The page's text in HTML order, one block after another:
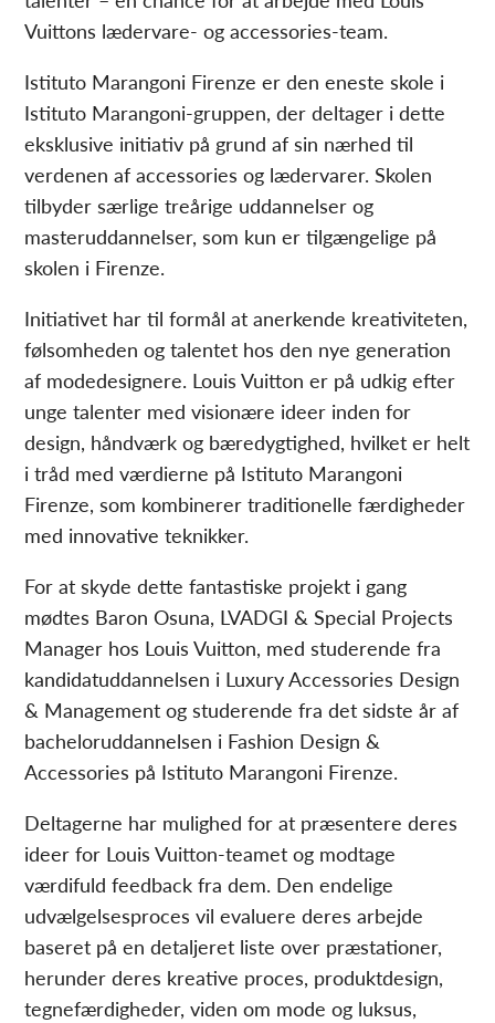
Vuittons lædervare- og accessories-team.
Istituto Marangoni Firenze er den eneste skole i
Istituto Marangoni-gruppen, der deltager i dette
eksklusive initiativ på grund af sin nærhed til
verdenen af accessories og lædervarer. Skolen
tilbyder særlige treårige uddannelser og
masteruddannelser, som kun er tilgængelige på
skolen i Firenze.
Initiativet har til formål at anerkende kreativiteten,
følsomheden og talentet hos den nye generation
af modedesignere. Louis Vuitton er på udkig efter
unge talenter med visionære ideer inden for
design, håndværk og bæredygtighed, hvilket er helt
i tråd med værdierne på Istituto Marangoni
Firenze, som kombinerer traditionelle færdigheder
med innovative teknikker.
For at skyde dette fantastiske projekt i gang
mødtes Baron Osuna, LVADGI & Special Projects
Manager hos Louis Vuitton, med studerende fra
kandidatuddannelsen i Luxury Accessories Design
& Management og studerende fra det sidste år af
bacheloruddannelsen i Fashion Design &
Accessories på Istituto Marangoni Firenze.
Deltagerne har mulighed for at præsentere deres
ideer for Louis Vuitton-teamet og modtage
værdifuld feedback fra dem. Den endelige
udvælgelsesproces vil evaluere deres arbejde
baseret på en detaljeret liste over præstationer,
herunder deres kreative proces, produktdesign,
tegnefærdigheder, viden om mode og luksus,